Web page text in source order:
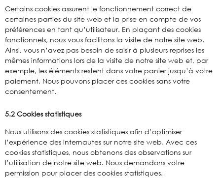
Certains cookies assurent le fonctionnement correct de
certaines parties du site web et la prise en compte de vos
préférences en tant qu’utilisateur. En plaçant des cookies
fonctionnels, nous vous facilitons la visite de notre site web.
Ainsi, vous n’avez pas besoin de saisir à plusieurs reprises les
mêmes informations lors de la visite de notre site web et, par
exemple, les éléments restent dans votre panier jusqu’à votre
paiement. Nous pouvons placer ces cookies sans votre
consentement.
5.2 Cookies statistiques
Nous utilisons des cookies statistiques afin d’optimiser
l’expérience des internautes sur notre site web. Avec ces
cookies statistiques, nous obtenons des observations sur
l’utilisation de notre site web. Nous demandons votre
permission pour placer des cookies statistiques.